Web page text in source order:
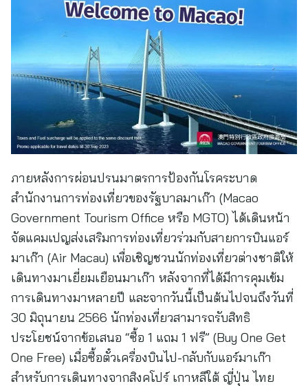
ภายหลังการผ่อนปรนมาตรการป้องกันโรคระบาด
สำนักงานการท่องเที่ยวของรัฐบาลมาเก๊า (Macao
Government Tourism Office หรือ MGTO) ได้เดินหน้า
จัดแคมเปญส่งเสริมการท่องเที่ยวร่วมกับสายการบินแอร์
มาเก๊า (Air Macau) เพื่อเชิญชวนนักท่องเที่ยวต่างชาติให้
เดินทางมาเยี่ยมเยือนมาเก๊า หลังจากที่ได้มีการคุมเข้ม
การเดินทางมาหลายปี และจากวันนี้เป็นต้นไปจนถึงวันที่
30 มิถุนายน 2566 นักท่องเที่ยวสามารถรับสิทธิ
ประโยชน์จากข้อเสนอ “ซื้อ 1 แถม 1 ฟรี” (Buy One Get
One Free) เมื่อซื้อตั๋วเครื่องบินไป-กลับกับแอร์มาเก๊า
สำหรับการเดินทางจากสิงคโปร์ เกาหลีใต้ ญี่ปุ่น ไทย